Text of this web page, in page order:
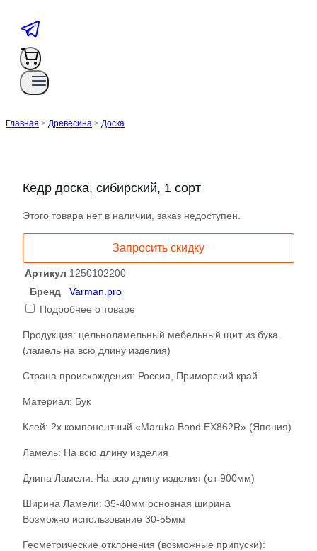
Главная > Древесина > Доска
Кедр доска, сибирский, 1 сорт
Этого товара нет в наличии, заказ недоступен.
Запросить скидку
Артикул 1250102200
Бренд
Varman.pro
Подробнее о товаре
Продукция: цельноламельный мебельный щит из бука
(ламель на всю длину изделия)
Страна происхождения: Россия, Приморский край
Материал: Бук
Клей: 2х компонентный «Maruka Bond EX862R» (Япония)
Ламель: На всю длину изделия
Длина Ламели: На всю длину изделия (от 900мм)
Ширина Ламели: 35-40мм основная ширина
Возможно использование 30-55мм
Геометрические отклонения (возможные припуски):